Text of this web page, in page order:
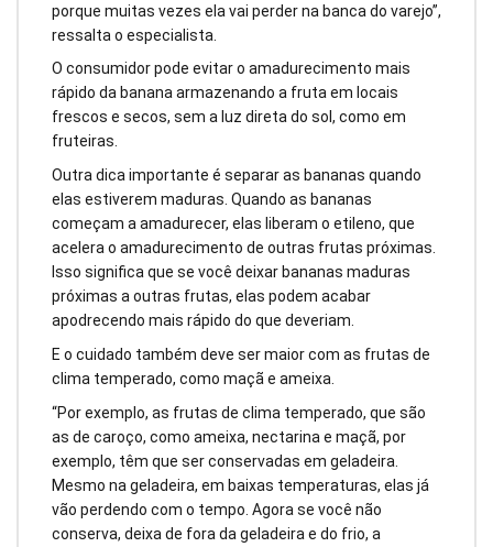
porque muitas vezes ela vai perder na banca do varejo”,
ressalta o especialista.
O consumidor pode evitar o amadurecimento mais
rápido da banana armazenando a fruta em locais
frescos e secos, sem a luz direta do sol, como em
fruteiras.
Outra dica importante é separar as bananas quando
elas estiverem maduras. Quando as bananas
começam a amadurecer, elas liberam o etileno, que
acelera o amadurecimento de outras frutas próximas.
Isso significa que se você deixar bananas maduras
próximas a outras frutas, elas podem acabar
apodrecendo mais rápido do que deveriam.
E o cuidado também deve ser maior com as frutas de
clima temperado, como maçã e ameixa.
“Por exemplo, as frutas de clima temperado, que são
as de caroço, como ameixa, nectarina e maçã, por
exemplo, têm que ser conservadas em geladeira.
Mesmo na geladeira, em baixas temperaturas, elas já
vão perdendo com o tempo. Agora se você não
conserva, deixa de fora da geladeira e do frio, a